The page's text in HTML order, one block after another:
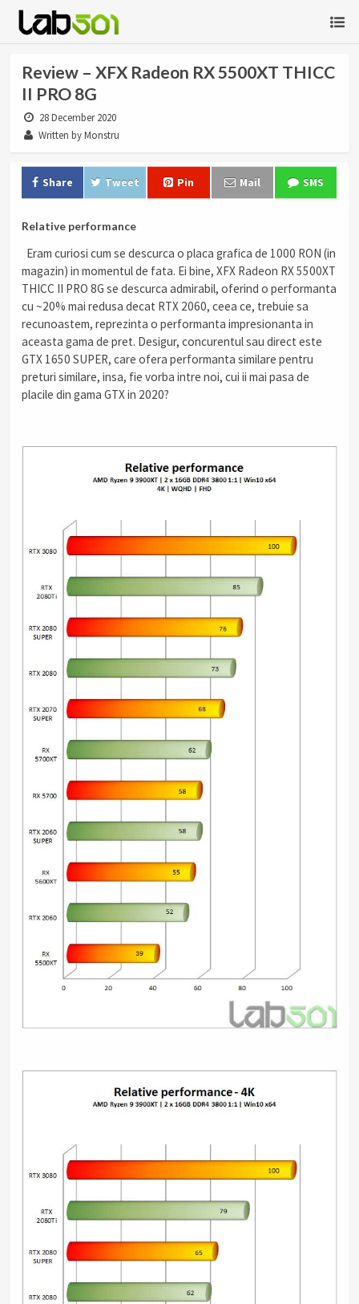
Review – XFX Radeon RX 5500XT THICC
II PRO 8G
28 December 2020
Written by Monstru
Share Tweet Pin Mail SMS
Relative performance
Eram curiosi cum se descurca o placa grafica de 1000 RON (in
magazin) in momentul de fata. Ei bine, XFX Radeon RX 5500XT
THICC II PRO 8G se descurca admirabil, oferind o performanta
cu ~20% mai redusa decat RTX 2060, ceea ce, trebuie sa
recunoastem, reprezinta o performanta impresionanta in
aceasta gama de pret. Desigur, concurentul sau direct este
GTX 1650 SUPER, care ofera performanta similare pentru
preturi similare, insa, fie vorba intre noi, cui ii mai pasa de
placile din gama GTX in 2020?